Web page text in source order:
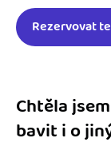
Rezervovat
Chtěla
bavit i o